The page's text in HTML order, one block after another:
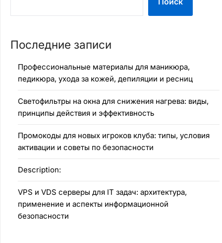
Последние записи
Профессиональные материалы для маникюра,
педикюра, ухода за кожей, депиляции и ресниц
Светофильтры на окна для снижения нагрева: виды,
принципы действия и эффективность
Промокоды для новых игроков клуба: типы, условия
активации и советы по безопасности
Description:
VPS и VDS серверы для IT задач: архитектура,
применение и аспекты информационной
безопасности